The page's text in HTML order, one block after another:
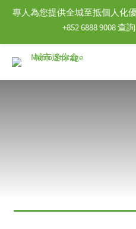
專人為您提供全城至抵個人化
+852 6888 9008 查詢